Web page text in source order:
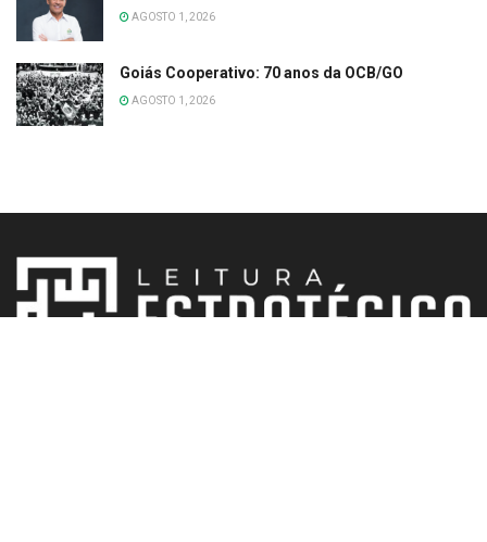
AGOSTO 1, 2026
Goiás Cooperativo: 70 anos da OCB/GO
AGOSTO 1, 2026